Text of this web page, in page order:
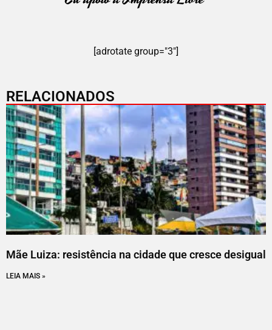
[adrotate group="3"]
RELACIONADOS
Mãe Luiza: resistência na cidade que cresce desigual
LEIA MAIS »